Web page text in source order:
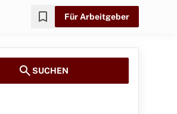
bookmark Für Arbeitgeber
searchSUCHEN